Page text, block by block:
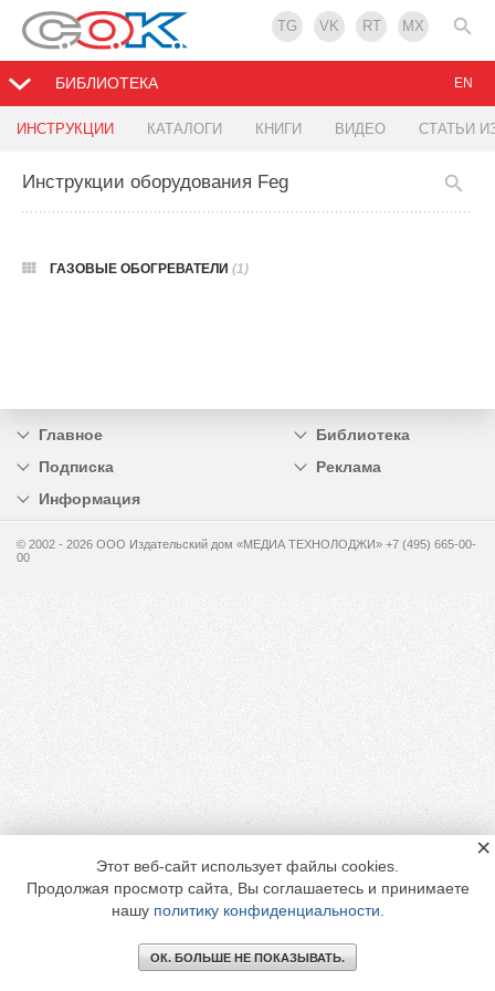
TG VK RT MX
БИБЛИОТЕКА
ИНСТРУКЦИИ КАТАЛОГИ КНИГИ ВИДЕО СТАТЬИ
EN
Инструкции оборудования Feg
ГАЗОВЫЕ ОБОГРЕВАТЕЛИ (1)
Главное
Библиотека
Подписка
Реклама
Информация
© 2002 - 2026 OOO Издательский дом «МЕДИА ТЕХНОЛОДЖИ» +7 (495) 665-00-
00
Этот веб-сайт использует файлы cookies.
Продолжая просмотр сайта, Вы соглашаетесь и принимаете
нашу политику конфиденциальности
ОК. БОЛЬШЕ НЕ ПОКАЗЫВАТЬ.
×